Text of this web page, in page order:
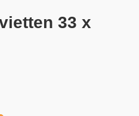
33 x